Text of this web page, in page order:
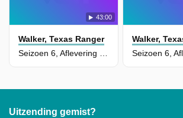
43:00
Walker, Texas Ranger
Walker,
Uitzending gemist?